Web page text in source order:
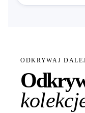
ODKRYWAJ